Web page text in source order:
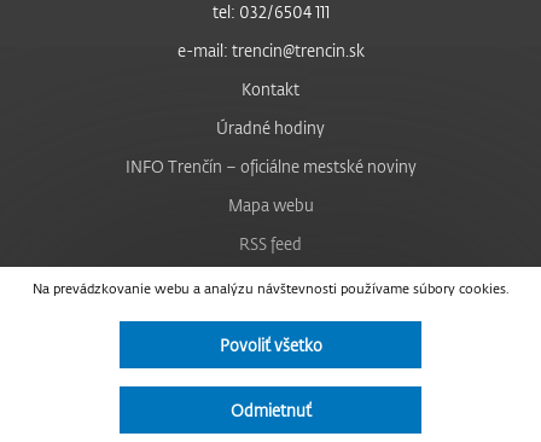
Na prevádzkovanie webu a analýzu návštevnosti používame súbory cookies.
Povoliť všetko
Odmietnuť
tel: 032/6504 111
e-mail: trencin@trencin.sk
Kontakt
Úradné hodiny
INFO Trenčín – oficiálne mestské noviny
Mapa webu
RSS feed
Nastavenie cookies
Facebook
Instagram
Vyhlásenie o prístupnosti